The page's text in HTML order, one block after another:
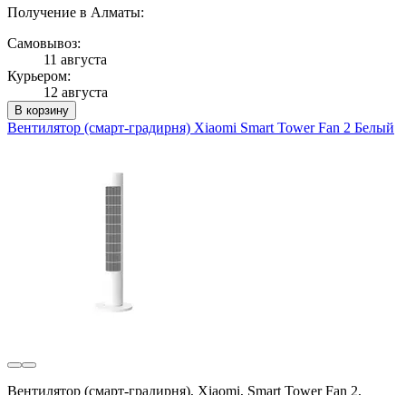
Получение в Алматы:
Самовывоз:
11 августа
Курьером:
12 августа
В корзину
Вентилятор (смарт-градирня) Xiaomi Smart Tower Fan 2 Белый
Вентилятор (смарт-градирня), Xiaomi, Smart Tower Fan 2,